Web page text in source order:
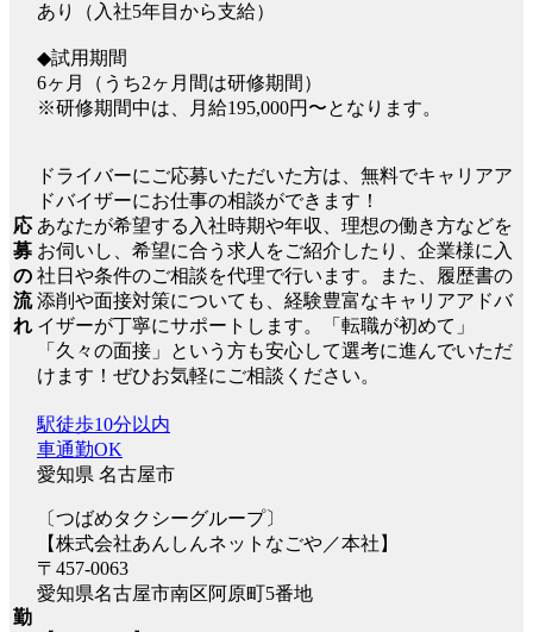
あり（入社5年目から支給）
◆試用期間
6ヶ月（うち2ヶ月間は研修期間）
※研修期間中は、月給195,000円〜となります。
応
募
の
流
れ
ドライバーにご応募いただいた方は、無料でキャリアア
ドバイザーにお仕事の相談ができます！
あなたが希望する入社時期や年収、理想の働き方などを
お伺いし、希望に合う求人をご紹介したり、企業様に入
社日や条件のご相談を代理で行います。また、履歴書の
添削や面接対策についても、経験豊富なキャリアアドバ
イザーが丁寧にサポートします。「転職が初めて」
「久々の面接」という方も安心して選考に進んでいただ
けます！ぜひお気軽にご相談ください。
勤
駅徒歩10分以内
車通勤OK
愛知県 名古屋市
〔つばめタクシーグループ〕
【株式会社あんしんネットなごや／本社】
〒457-0063
愛知県名古屋市南区阿原町5番地